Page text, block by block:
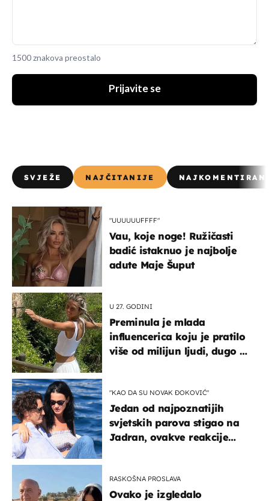
1500 znakova preostalo
Prijavite se
SVJEŽE NAJČITANIJE
"UUUUUUFFFF"
Vau, koje noge! Ružičasti
badić istaknuo je najbolje
adute Maje Šuput
U 27. GODINI
Preminula je mlada
influencerica koju je pratilo
više od milijun ljudi, dugo se
"KAO DA SU NOVAK ĐOKOVIĆ"
Jedan od najpoznatijih
svjetskih parova stigao na
Jadran, ovakve reakcije
RASKOŠNA PROSLAVA
Ovako je izgledalo